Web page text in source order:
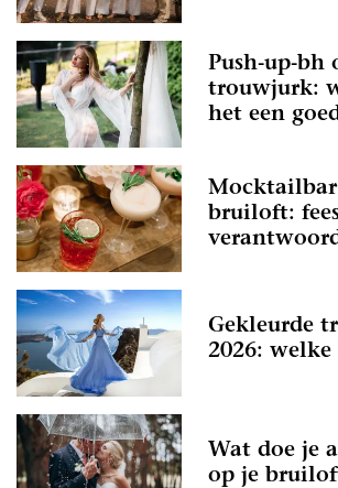
Push-up-bh
trouwjurk:
het een
bruiloft:
Gekleurde
2026: welke
Wat doe je
op je